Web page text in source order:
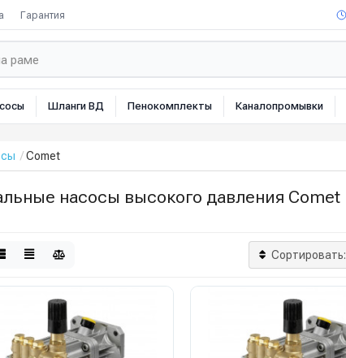
Гарантия
Шланги ВД Пенокомплекты Каналопромывки
Comet
насосы высокого давления Comet
Сортировать: